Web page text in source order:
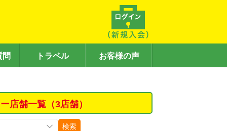
問 トラベル お客様の声
店舗一覧（3店舗）
検索